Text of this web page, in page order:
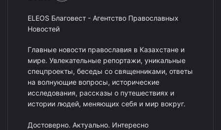
ELEOS Благовест - Агентство Православных
Новостей
Главные новости православия в Казахстане и
мире. Увлекательные репортажи, уникальные
спецпроекты, беседы со священниками, ответы
на волнующие вопросы, исторические
исследования, рассказы о путешествиях и
истории людей, меняющих себя и мир вокруг.
Достоверно. Актуально. Интересно